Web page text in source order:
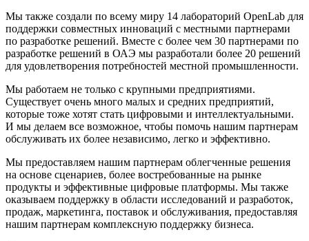
Мы также создали по всему миру 14 лабораторий OpenLab для
поддержки совместных инноваций с местными партнерами
по разработке решений. Вместе с более чем 30 партнерами по
разработке решений в ОАЭ мы разработали более 20 решений
для удовлетворения потребностей местной промышленности.
Мы работаем не только с крупными предприятиями.
Существует очень много малых и средних предприятий,
которые тоже хотят стать цифровыми и интеллектуальными.
И мы делаем все возможное, чтобы помочь нашим партнерам
обслуживать их более независимо, легко и эффективно.
Мы предоставляем нашим партнерам облегченные решения
на основе сценариев, более востребованные на рынке
продукты и эффективные цифровые платформы. Мы также
оказываем поддержку в области исследований и разработок,
продаж, маркетинга, поставок и обслуживания, предоставляя
нашим партнерам комплексную поддержку бизнеса.